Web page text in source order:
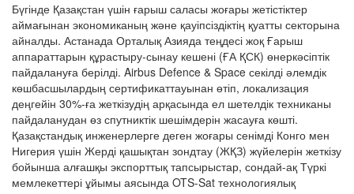
Бүгінде Қазақстан үшін ғарыш саласы жоғары жетістіктер
аймағынан экономиканың және қауіпсіздіктің қуатты секторына
айналды. Астанада Орталық Азияда теңдесі жоқ Ғарыш
аппараттарын құрастыру-сынау кешені (ҒА ҚСК) өнеркәсіптік
пайдалануға берілді. Airbus Defence & Space секілді әлемдік
көшбасшылардың сертификаттауынан өтіп, локализация
деңгейін 30%-ға жеткізудің арқасында ел шетелдік техниканы
пайдаланудан өз спутниктік шешімдерін жасауға көшті.
Қазақстандық инженерлерге деген жоғары сенімді Конго мен
Нигерия үшін Жерді қашықтан зондтау (ЖҚЗ) жүйелерін жеткізу
бойынша алғашқы экспорттық тапсырыстар, сондай-ақ Түркі
мемлекеттері ұйымы аясында OTS-Sat технологиялық